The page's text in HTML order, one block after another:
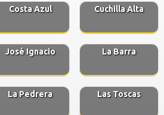
Costa Azul Cuchilla Alta
José Ignacio La Barra
La Pedrera Las Toscas